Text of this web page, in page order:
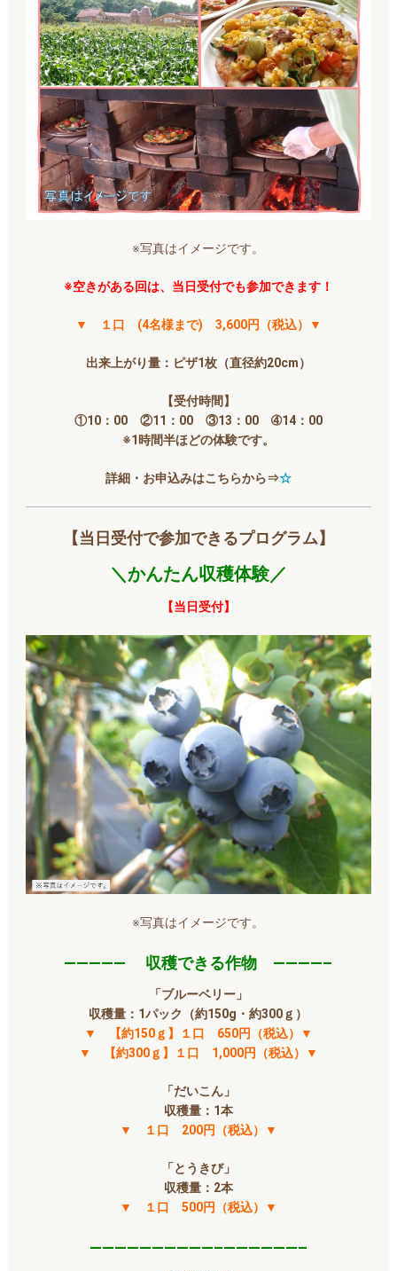
※写真はイメージです。
※空きがある回は、当日受付でも参加できます！
▼ １口 (4名様まで) 3,600円（税込）▼
出来上がり量：ピザ1枚（直径約20cm）
【受付時間】
①10：00 ②11：00 ③13：00 ➃14：00
※1時間半ほどの体験です。
詳細・お申込みはこちらから⇒☆
【当日受付で参加できるプログラム】
＼かんたん収穫体験／
【当日受付】
※写真はイメージです。
————— 収穫できる作物 ————–
「ブルーベリー」
収穫量： 1パック（約150g・約300ｇ）
▼ 【約150ｇ】１口 650円（税込）▼
▼ 【約300ｇ】１口 1,000円（税込）▼
「だいこん」
収穫量：1本
▼ １口 200円（税込）▼
「とうきび」
収穫量：2本
▼ １口 500円（税込）▼
——————————–——————–